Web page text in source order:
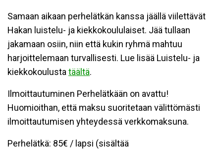
Samaan aikaan perhelätkän kanssa jäällä viilettävät
Hakan luistelu- ja kiekkokoululaiset. Jää tullaan
jakamaan osiin, niin että kukin ryhmä mahtuu
harjoittelemaan turvallisesti. Lue lisää Luistelu- ja
kiekkokoulusta täältä.
Ilmoittautuminen Perhelätkään on avattu!
Huomioithan, että maksu suoritetaan välittömästi
ilmoittautumisen yhteydessä verkkomaksuna.
Perhelätkä: 85€ / lapsi (sisältää